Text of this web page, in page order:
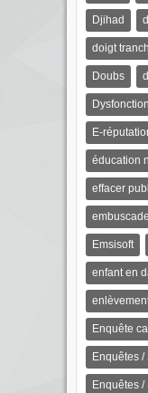
Djihad
doigt
Doubs
E-
éducation
effacer
embuscade
Emsisoft
enfant en
Enquête
Enquêtes
Enquêtes